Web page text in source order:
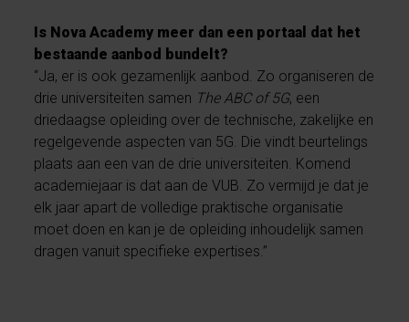
Is Nova Academy meer dan een portaal dat het
bestaande aanbod bundelt?
“Ja, er is ook gezamenlijk aanbod. Zo organiseren de
drie universiteiten samen The ABC of 5G, een
driedaagse opleiding over de technische, zakelijke en
regelgevende aspecten van 5G. Die vindt beurtelings
plaats aan een van de drie universiteiten. Komend
academiejaar is dat aan de VUB. Zo vermijd je dat je
elk jaar apart de volledige praktische organisatie
moet doen en kan je de opleiding inhoudelijk samen
dragen vanuit specifieke expertises.”